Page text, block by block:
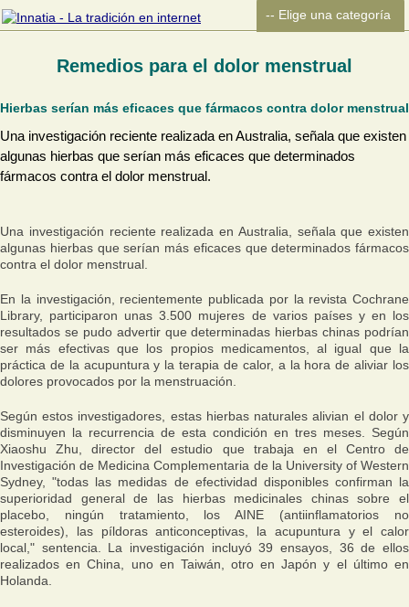
Remedios para el dolor menstrual
Hierbas serían más eficaces que fármacos contra dolor menstrual
Una investigación reciente realizada en Australia, señala que existen
algunas hierbas que serían más eficaces que determinados
fármacos contra el dolor menstrual.
Una investigación reciente realizada en Australia, señala que existen
algunas hierbas que serían más eficaces que determinados fármacos
contra el dolor menstrual.
En la investigación, recientemente publicada por la revista Cochrane
Library, participaron unas 3.500 mujeres de varios países y en los
resultados se pudo advertir que determinadas hierbas chinas podrían
ser más efectivas que los propios medicamentos, al igual que la
práctica de la acupuntura y la terapia de calor, a la hora de aliviar los
dolores provocados por la menstruación.
Según estos investigadores, estas hierbas naturales alivian el dolor y
disminuyen la recurrencia de esta condición en tres meses. Según
Xiaoshu Zhu, director del estudio que trabaja en el Centro de
Investigación de Medicina Complementaria de la University of Western
Sydney, "todas las medidas de efectividad disponibles confirman la
superioridad general de las hierbas medicinales chinas sobre el
placebo, ningún tratamiento, los AINE (antiinflamatorios no
esteroides), las píldoras anticonceptivas, la acupuntura y el calor
local," sentencia. La investigación incluyó 39 ensayos, 36 de ellos
realizados en China, uno en Taiwán, otro en Japón y el último en
Holanda.